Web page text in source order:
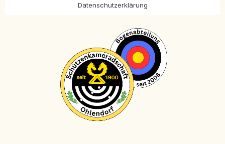
Datenschutzerklärung